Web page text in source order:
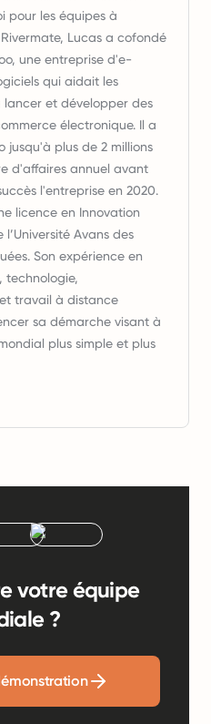
pour les équipes à
Lucas a cofondé
une entreprise d'e-
qui aidait les
lancer et développer des
électronique. Il a
jusqu'à plus de 2 millions
d'affaires annuel avant
l'entreprise en 2020.
licence en Innovation
Avans des
Son expérience en
technologie,
travail à distance
sa démarche visant à
plus simple et plus
votre équipe
?